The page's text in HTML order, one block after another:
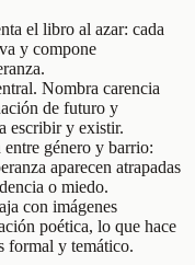
el libro al azar: cada
y compone
Nombra carencia
de futuro y
escribir y existir.
género y barrio:
aparecen atrapadas
o miedo.
con imágenes
poética, lo que hace
formal y temático.